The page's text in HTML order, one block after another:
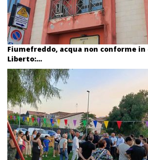
Fiumefreddo, acqua non conforme
Liberto:...